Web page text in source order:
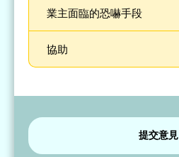
協助
業主面臨的恐嚇手段
提交意見